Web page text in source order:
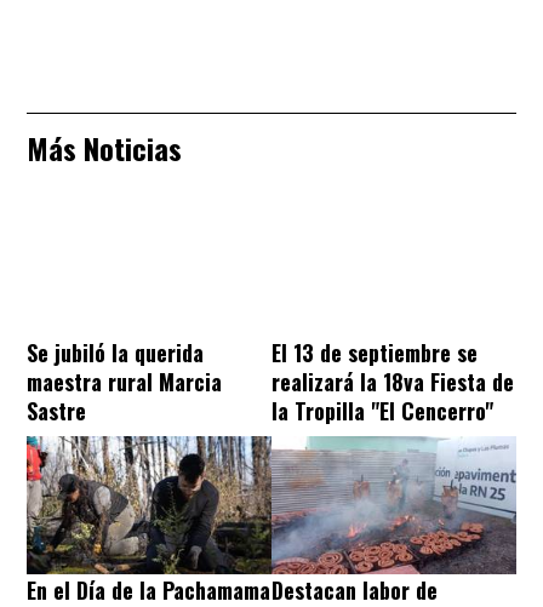
Más Noticias
Se jubiló la querida
maestra rural Marcia
Sastre
El 13 de septiembre se
realizará la 18va Fiesta de
la Tropilla "El Cencerro"
En el Día de la PachamamaDestacan labor de